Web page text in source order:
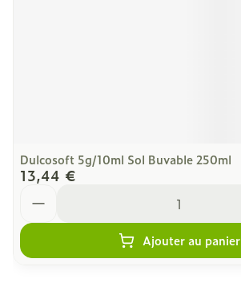
Dulcosoft 5g/10ml Sol Buvable 250ml
13,44 €
Ajouter au panier